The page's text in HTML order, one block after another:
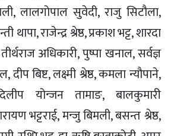
लालगोपाल सुवेदी, राजु सिटौला,
थापा, राजेन्द्र श्रेष्ठ, प्रकाश भट्ट, शारदा
तीर्थराज अधिकारी, पुष्पा खनाल, सर्वज्ञ
दीप बिष्ट, लक्ष्मी श्रेष्ठ, कमला न्यौपाने,
योन्जन तामाङ, बालकुमारी
भट्टराई, मन्जु बिमली, बसन्त श्रेष्ठ,